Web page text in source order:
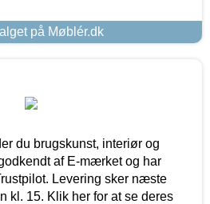
på Møblér.dk
du brugskunst, interiør og
af E-mærket og har
Levering sker næste
kl. 15. Klik her for at se deres